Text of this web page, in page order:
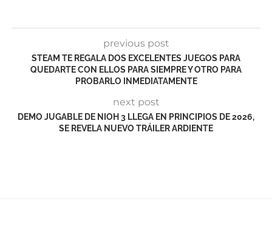
previous post
STEAM TE REGALA DOS EXCELENTES JUEGOS PARA
QUEDARTE CON ELLOS PARA SIEMPRE Y OTRO PARA
PROBARLO INMEDIATAMENTE
next post
DEMO JUGABLE DE NIOH 3 LLEGA EN PRINCIPIOS DE 2026,
SE REVELA NUEVO TRÁILER ARDIENTE